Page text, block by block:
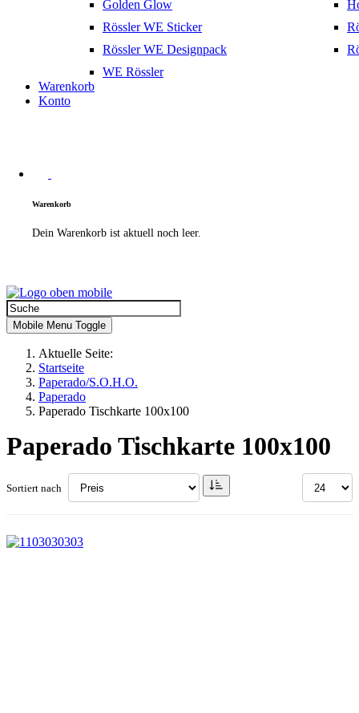
Golden Glow
Rössler WE Sticker
Rössler WE Designpack
WE Rössler
Warenkorb
Konto
Warenkorb
Dein Warenkorb ist aktuell noch leer.
Mobile Menu Toggle
Aktuelle Seite:
Startseite
Paperado/S.O.H.O.
Paperado
Paperado Tischkarte 100x100
Paperado Tischkarte 100x100
Sortiert nach